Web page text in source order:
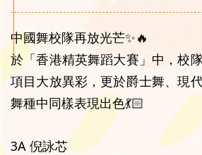
中國舞校隊再放光芒✨🔥
於「香港精英舞蹈大賽」中，校
項目大放異彩，更於爵士舞、現
舞種中同樣表現出色💃🏻
3A 倪詠芯